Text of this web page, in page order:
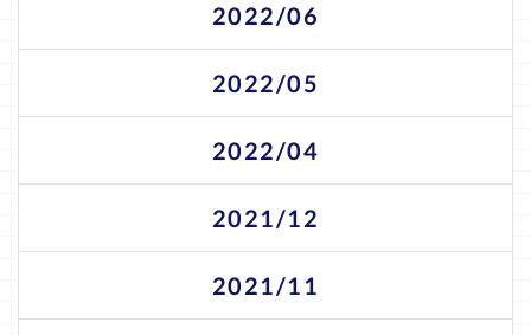
2022/06
2022/05
2022/04
2021/12
2021/11